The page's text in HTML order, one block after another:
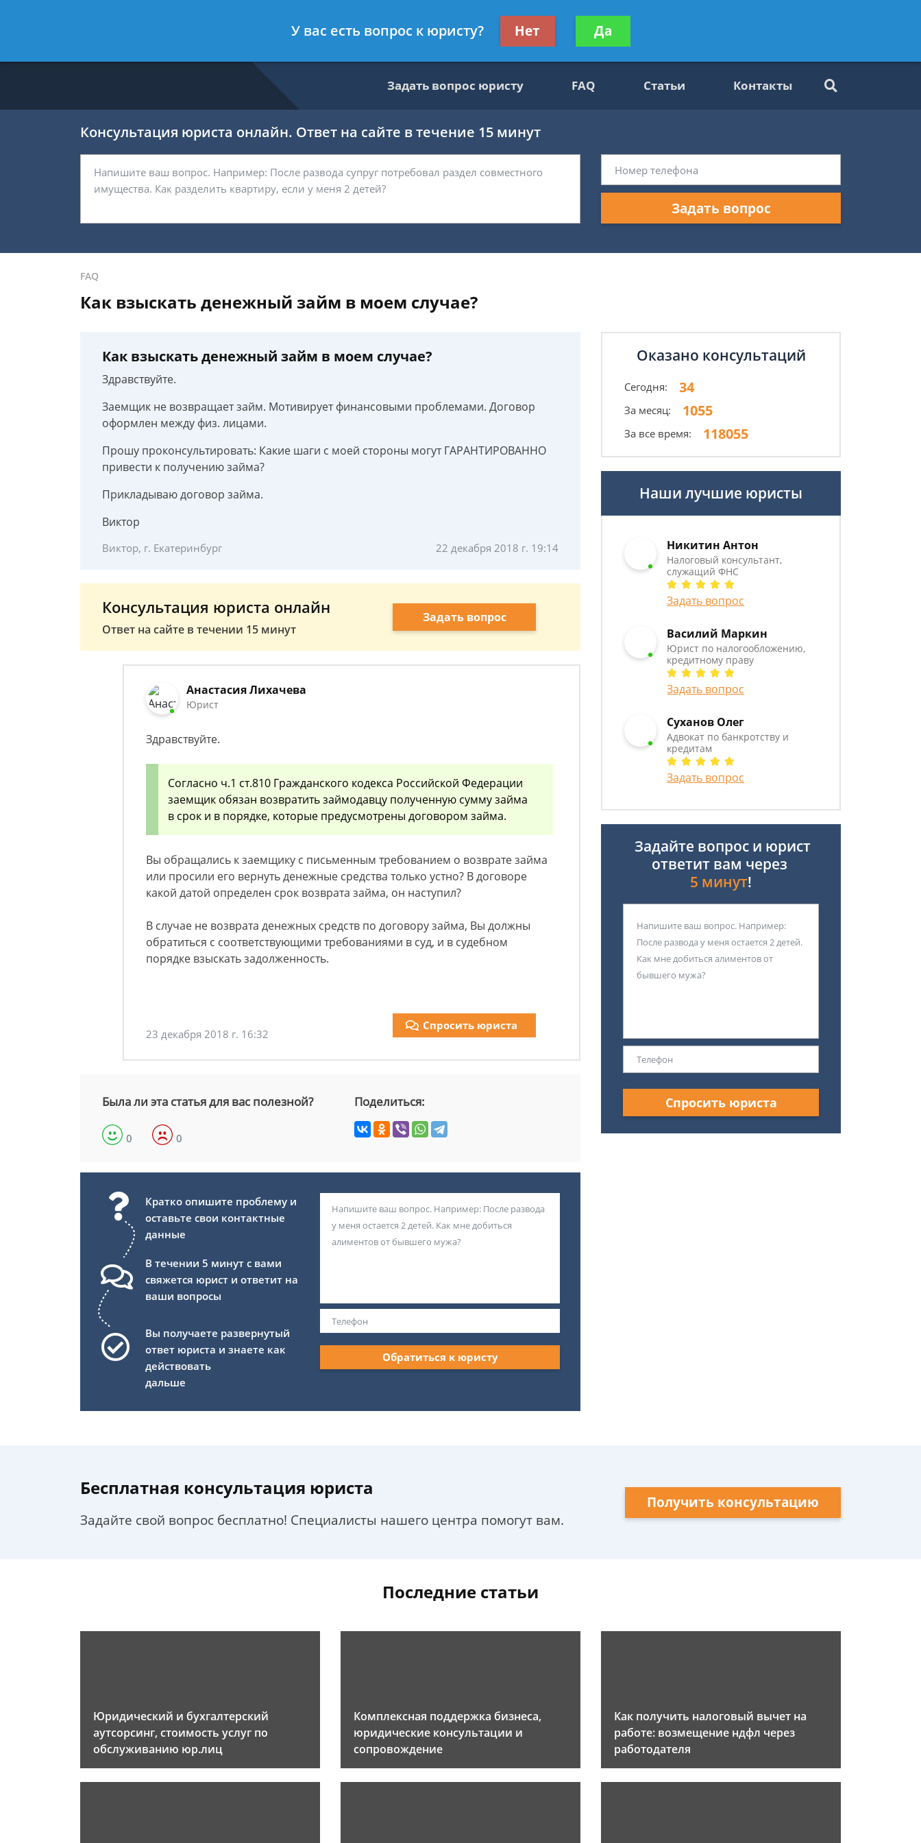
- Налоговый консультант, служащий ФНС
Получите консультацию
бесплатно
Задать вопрос юристу FAQ Статьи Контакты
Консультация юриста онлайн. Ответ на сайте в течение 15 минут
Задать вопрос
FAQ
Как взыскать денежный займ в моем случае?
Как взыскать денежный займ в моем случае?
Здравствуйте.
Заемщик не возвращает займ. Мотивирует финансовыми проблемами. Договор
оформлен между физ. лицами.
Прошу проконсультировать: Какие шаги с моей стороны могут ГАРАНТИРОВАННО
привести к получению займа?
Прикладываю договор займа.
Виктор
Виктор, г. Екатеринбург 22 декабря 2018 г. 19:14
Консультация юриста онлайн
Ответ на сайте в течении 15 минут
Задать вопрос
Анастасия Лихачева
Юрист
Здравствуйте.
Согласно ч.1 ст.810 Гражданского кодекса Российской Федерации
заемщик обязан возвратить займодавцу полученную сумму займа
в срок и в порядке, которые предусмотрены договором займа.
Вы обращались к заемщику с письменным требованием о возврате займа
или просили его вернуть денежные средства только устно? В договоре
какой датой определен срок возврата займа, он наступил?
В случае не возврата денежных средств по договору займа, Вы должны
обратиться с соответствующими требованиями в суд, и в судебном
порядке взыскать задолженность.
23 декабря 2018 г. 16:32
Спросить юриста
Была ли эта статья для вас полезной?
0 0
Поделиться:
Кратко опишите проблему и
оставьте свои контактные
данные
В течении 5 минут с вами
свяжется юрист и ответит на
ваши вопросы
Вы получаете развернутый
ответ юриста и знаете как
действовать
дальше
Обратиться к юристу
Оказано консультаций
Сегодня: 34
За месяц: 1055
За все время: 118055
Наши лучшие юристы
Никитин Антон
Налоговый консультант,
служащий ФНС
Задать вопрос
Василий Маркин
Юрист по налогообложению,
кредитному праву
Задать вопрос
Суханов Олег
Адвокат по банкротству и
кредитам
Задать вопрос
Задайте вопрос и юрист
ответит вам через
5 минут!
Спросить юриста
Бесплатная консультация юриста
Задайте свой вопрос бесплатно! Специалисты нашего центра помогут вам.
Получить консультацию
Последние статьи
Юридический и бухгалтерский
аутсорсинг, стоимость услуг по
обслуживанию юр.лиц
Комплексная поддержка бизнеса,
юридические консультации и
сопровождение
Как получить налоговый вычет на
работе: возмещение ндфл через
работодателя
У вас есть вопрос к юристу? Нет Да